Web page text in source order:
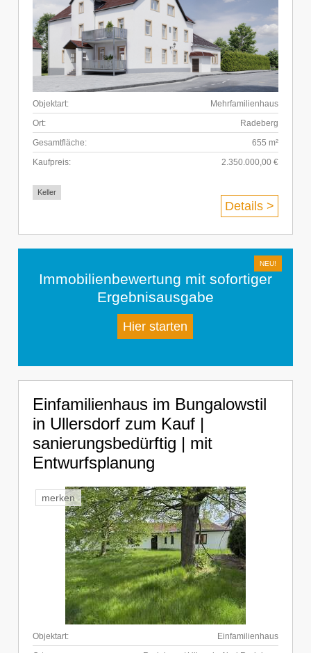
Objektart:
Mehrfamilienhaus
Ort:
Radeberg
Gesamtfläche:
655 m²
Kaufpreis:
2.350.000,00 €
Keller
Details >
Immobilienbewertung mit sofortiger
Ergebnisausgabe
Hier starten
Einfamilienhaus im Bungalowstil
in Ullersdorf zum Kauf |
sanierungsbedürftig | mit
Entwurfsplanung
merken
Objektart:
Einfamilienhaus